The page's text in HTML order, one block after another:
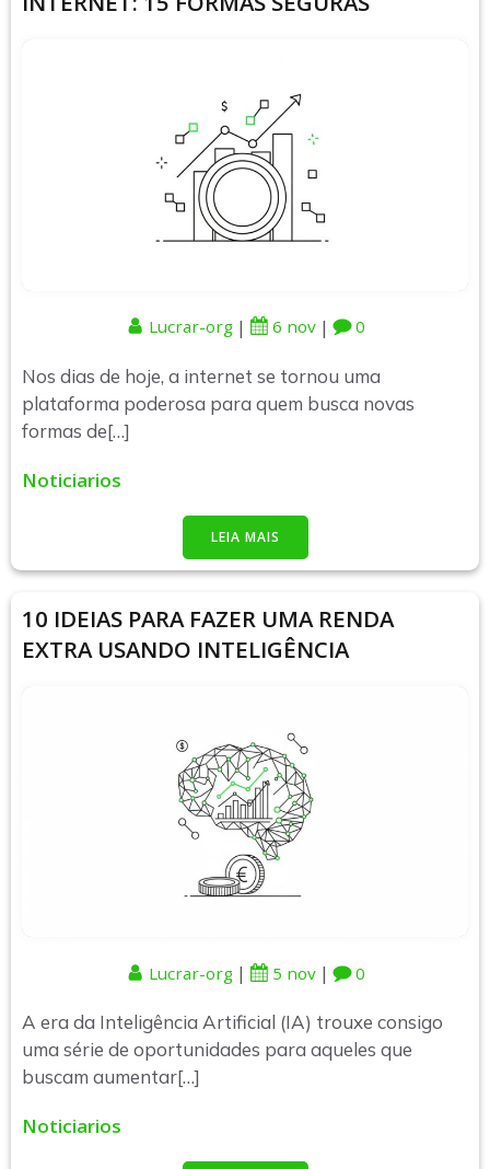
Lucrar-org | 6 nov | 0
Nos dias de hoje, a internet se tornou uma
plataforma poderosa para quem busca novas
formas de[…]
Noticiarios
LEIA MAIS
10 IDEIAS PARA FAZER UMA RENDA
EXTRA USANDO INTELIGÊNCIA
Lucrar-org | 5 nov | 0
A era da Inteligência Artificial (IA) trouxe consigo
uma série de oportunidades para aqueles que
buscam aumentar[…]
Noticiarios